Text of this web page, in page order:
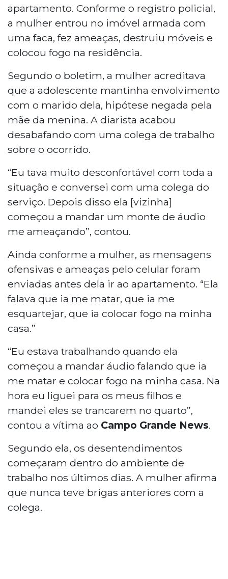
apartamento. Conforme o registro policial,
a mulher entrou no imóvel armada com
uma faca, fez ameaças, destruiu móveis e
colocou fogo na residência.
Segundo o boletim, a mulher acreditava
que a adolescente mantinha envolvimento
com o marido dela, hipótese negada pela
mãe da menina. A diarista acabou
desabafando com uma colega de trabalho
sobre o ocorrido.
“Eu tava muito desconfortável com toda a
situação e conversei com uma colega do
serviço. Depois disso ela [vizinha]
começou a mandar um monte de áudio
me ameaçando”, contou.
Ainda conforme a mulher, as mensagens
ofensivas e ameaças pelo celular foram
enviadas antes dela ir ao apartamento. “Ela
falava que ia me matar, que ia me
esquartejar, que ia colocar fogo na minha
casa.”
“Eu estava trabalhando quando ela
começou a mandar áudio falando que ia
me matar e colocar fogo na minha casa. Na
hora eu liguei para os meus filhos e
mandei eles se trancarem no quarto”,
contou a vítima ao Campo Grande News.
Segundo ela, os desentendimentos
começaram dentro do ambiente de
trabalho nos últimos dias. A mulher afirma
que nunca teve brigas anteriores com a
colega.